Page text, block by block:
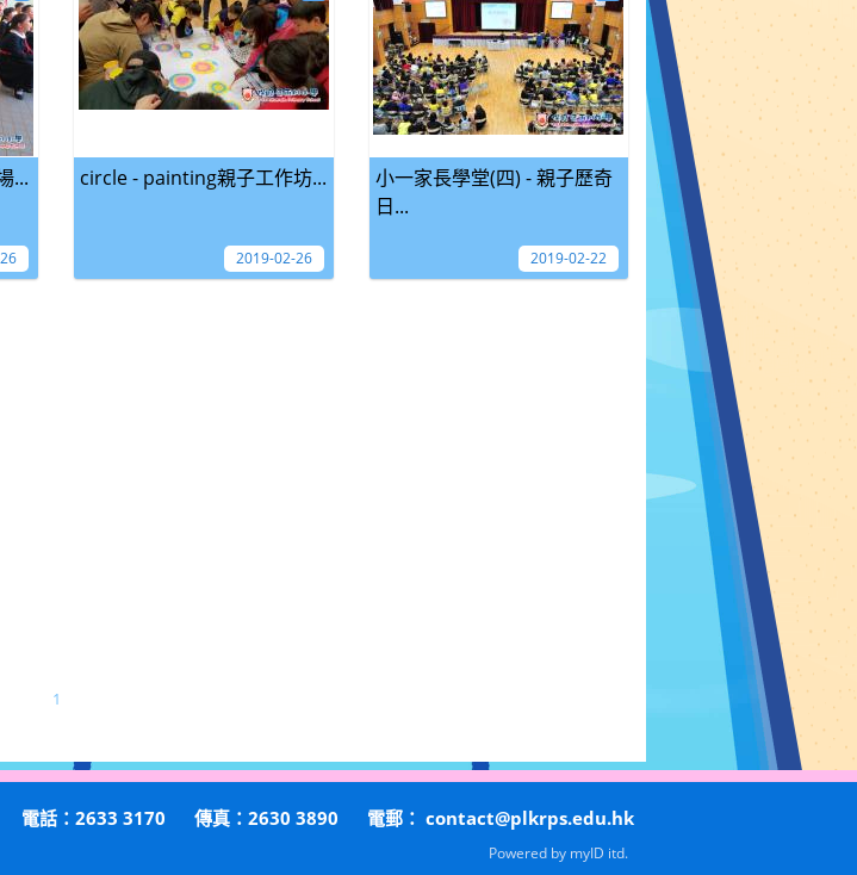
... circle - painting親子工作坊...
2019-02-26
小一家長學堂(四) - 親子歷奇
日...
2019-02-22
1
電話：2633 3170 傳真：2630 3890 電郵： contact@plkrps.edu.hk
Powered by myID itd.